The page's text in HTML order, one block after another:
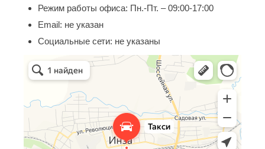
Режим работы офиса: Пн.-Пт. – 09:00-17:00
Email: не указан
Социальные сети: не указаны